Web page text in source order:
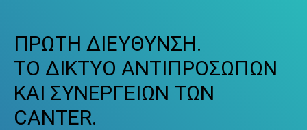
ΠΡΩΤΗ ΔΙΕΥΘΥΝΣΗ.
ΤΟ ΔΙΚΤΥΟ ΑΝΤΙΠΡΟΣΩΠΩΝ
ΚΑΙ ΣΥΝΕΡΓΕΙΩΝ ΤΩΝ
CANTER.